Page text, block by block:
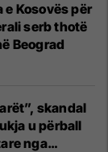
Kosovës për
serb thotë
Beograd
skandal
u përball
nga